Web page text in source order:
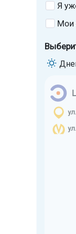
Я
Мои